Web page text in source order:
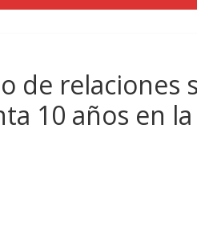
de relaciones
10 años en la